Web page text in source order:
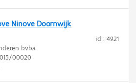
Ninove Doornwijk
id : 4921
bvba
00020